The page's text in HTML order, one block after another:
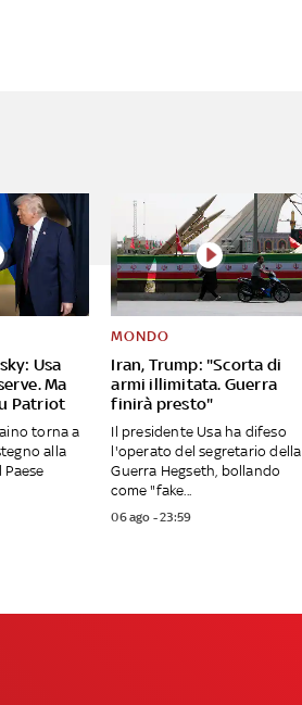
Usa
Ma
Patriot
torna a
alla
Iran, Trump: "Scorta di
armi illimitata. Guerra
finirà presto"
MONDO
Il presidente Usa ha difeso
l'operato del segretario della
Guerra Hegseth, bollando
come "fake...
06 ago - 23:59